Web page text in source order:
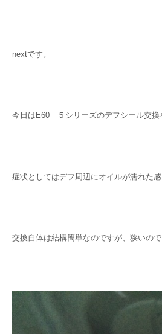
nextです。
今日はE60 ５シリーズのデフシール交換
症状としてはデフ周辺にオイルが濡れた
交換自体は結構簡単なのですが、狭いので